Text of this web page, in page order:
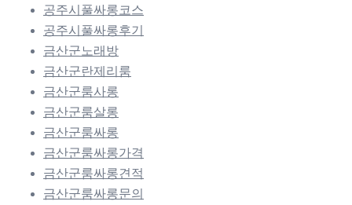
공주시풀싸롱코스
공주시풀싸롱후기
금산군노래방
금산군란제리룸
금산군룸사롱
금산군룸살롱
금산군룸싸롱
금산군룸싸롱가격
금산군룸싸롱견적
금산군룸싸롱문의